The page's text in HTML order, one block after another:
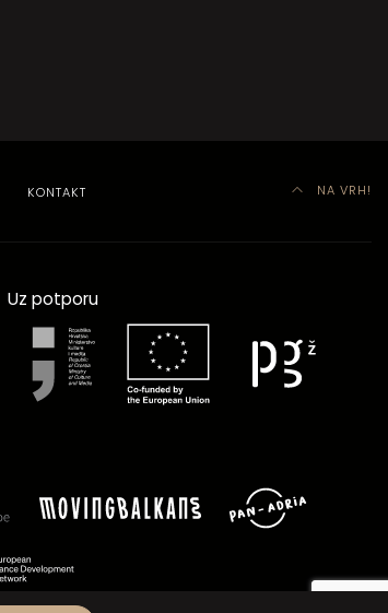
KONTAKT NA VRH!
Uz potporu